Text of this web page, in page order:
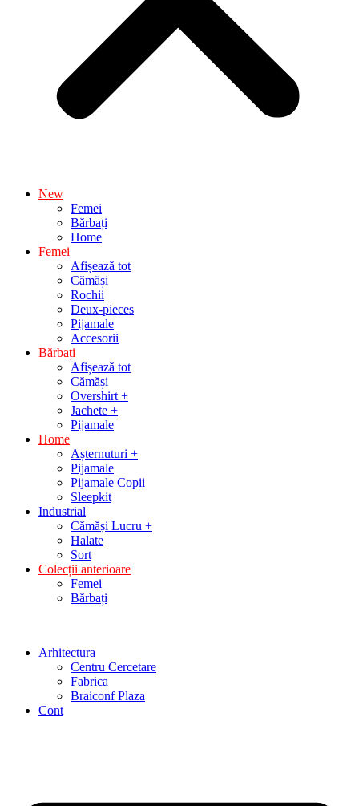
New
Femei
Bărbați
Home
Femei
Afișează tot
Cămăși
Rochii
Deux-pieces
Pijamale
Accesorii
Bărbați
Afișează tot
Cămăși
Overshirt +
Jachete +
Pijamale
Home
Așternuturi +
Pijamale
Pijamale Copii
Sleepkit
Industrial
Cămăși Lucru +
Halate
Sort
Colecții anterioare
Femei
Bărbați
Arhitectura
Centru Cercetare
Fabrica
Braiconf Plaza
Cont